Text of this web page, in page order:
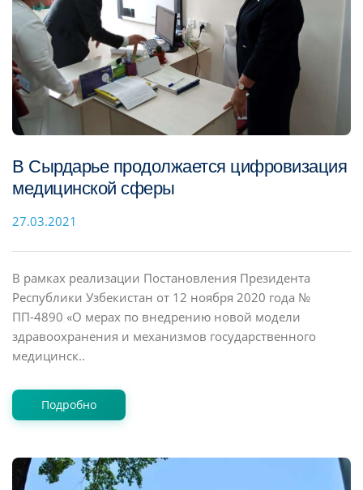
В Сырдарье продолжается цифровизация
медицинской сферы
27.03.2021
В рамках реализации Постановления Президента
Республики Узбекистан от 12 ноября 2020 года №
ПП-4890 «О мерах по внедрению новой модели
здравоохранения и механизмов государственного
медицинск..
Подробно